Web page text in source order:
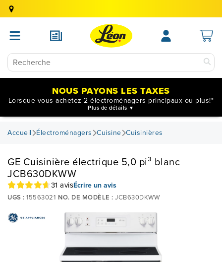
NOUS PAYONS LES TAXES
Lorsque vous achetez 2 électroménagers principaux ou plus!*
Plus de détails
Accueil Électroménagers Cuisine Cuisinières
GE Cuisinière électrique 5,0 pi³ blanc
JCB630DKWW
31 avisÉcrire un avis
UGS : 15563021 NO. DE MODÈLE : JCB630DKWW